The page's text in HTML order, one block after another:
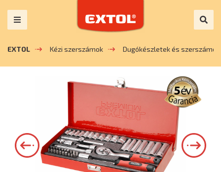
EXTOL Kézi szerszámok Dugókészletek és szerszámok